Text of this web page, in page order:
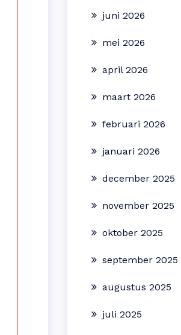
juni 2026
mei 2026
april 2026
maart 2026
februari 2026
januari 2026
december 2025
november 2025
oktober 2025
september 2025
augustus 2025
juli 2025